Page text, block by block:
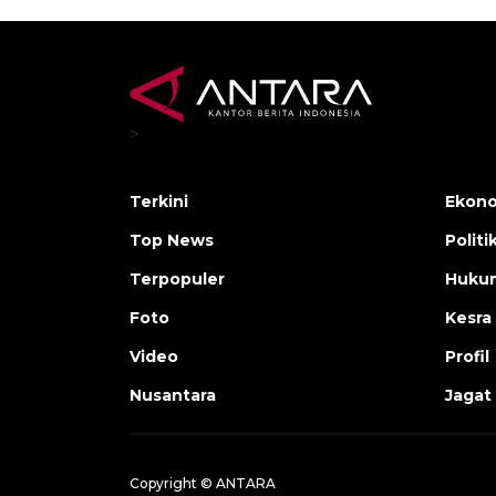
>
Terkini
Top News
Terpopuler
Foto
Video
Nusantara
Kesra
Profil
Jagat
Copyright © ANTARA